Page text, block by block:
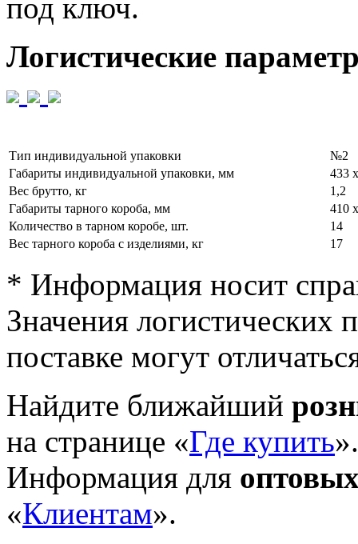
под ключ.
Логистические
Тип индивидуальной упаковки
№2
Габариты индивидуальной упаковки, мм
433
Вес брутто, кг
1,2
Габариты тарного короба, мм
410
Количество в тарном коробе, шт.
14
Вес тарного короба с изделиями, кг
17
* Информация носит
Значения логистических
поставке могут
Найдите ближайший
на странице «Где купить».
Информация для
«Клиентам».